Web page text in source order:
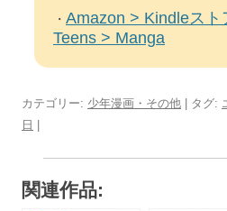
・ Amazon > Kindleス
Teens > Manga
カテゴリー: 少年漫画・その他 | タグ:
日
関連作品: